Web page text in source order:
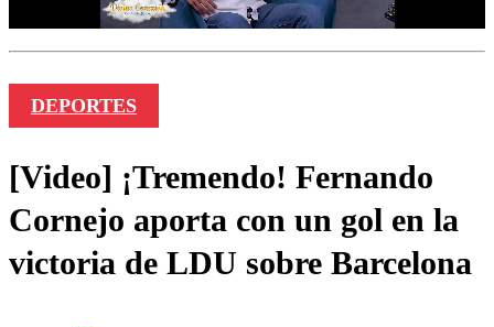
DEPORTES
[Video] ¡Tremendo! Fernando
Cornejo aporta con un gol en la
victoria de LDU sobre Barcelona